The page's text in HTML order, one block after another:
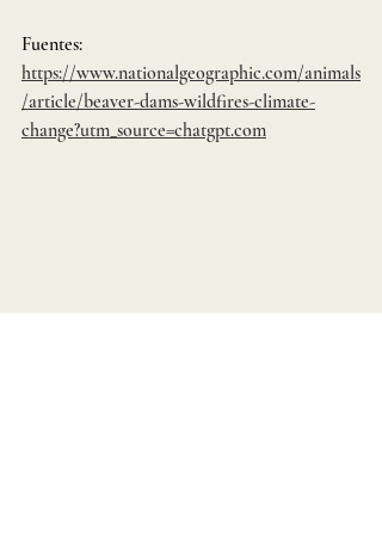
Fuentes:
https://www.nationalgeographic.com/animals
/article/beaver-dams-wildfires-climate-
change?utm_source=chatgpt.com